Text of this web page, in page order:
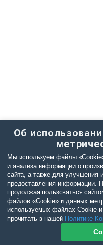
Об
Мы используем файлы
и анализа информации о
сайта, а также для улучшения
предоставления информации.
продолжая пользоваться
файлов «Cookie» и данных
используемых файлах Cookie
прочитать в нашей Политике